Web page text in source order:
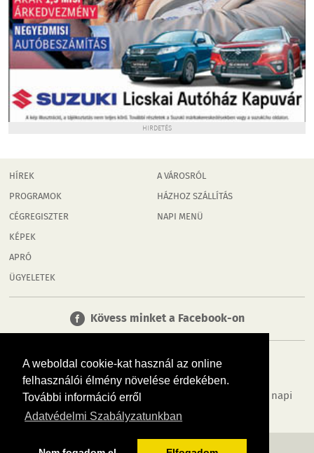
A weboldal cookie-kat használ az online
felhasználói élmény növelése érdekében.
További információ erről
Adatvédelmi Szabályzatunkban
HIRDETÉS
HÍREK
PROGRAMOK
CÉGREGISZTER
KÉPEK
APRÓ
ÜGYELETEK
A VÁROSRÓL
HÁZHOZ SZÁLLÍTÁS
NAPI MENÜ
Kövess minket a Facebook-on
Tudj meg többet városodról! Hírek, programok, képek, napi
menü, cégek…. és minden, ami Rábaköz
MÉDIAAJÁNLÓ ADATVÉDELEM IMPRESSZUM RÓLUNK